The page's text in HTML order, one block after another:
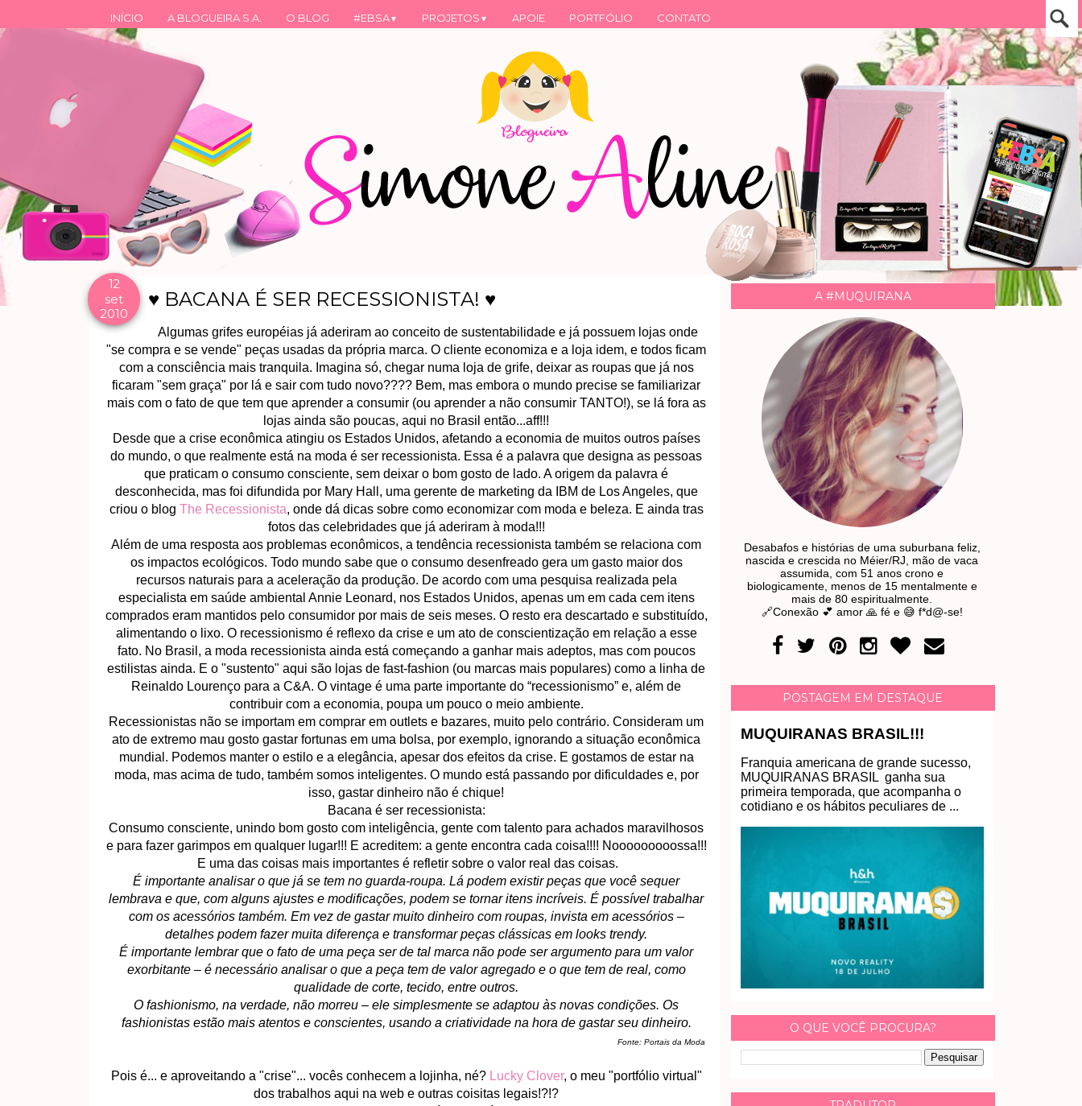
INÍCIO A BLOGUEIRA S.A. O BLOG #EBSA▼ PROJETOS ▼ APOIE PORTFÓLIO CONTATO
12
set
2010
♥ BACANA É SER RECESSIONISTA! ♥
Algumas grifes européias já aderiram ao conceito de sustentabilidade e já possuem lojas onde
"se compra e se vende" peças usadas da própria marca. O cliente economiza e a loja idem, e todos ficam
com a consciência mais tranquila. Imagina só, chegar numa loja de grife, deixar as roupas que já nos
ficaram "sem graça" por lá e sair com tudo novo???? Bem, mas embora o mundo precise se familiarizar
mais com o fato de que tem que aprender a consumir (ou aprender a não consumir TANTO!), se lá fora as
lojas ainda são poucas, aqui no Brasil então...aff!!!
Desde que a crise econômica atingiu os Estados Unidos, afetando a economia de muitos outros países
do mundo, o que realmente está na moda é ser recessionista. Essa é a palavra que designa as pessoas
que praticam o consumo consciente, sem deixar o bom gosto de lado. A origem da palavra é
desconhecida, mas foi difundida por Mary Hall, uma gerente de marketing da IBM de Los Angeles, que
criou o blog The Recessionista, onde dá dicas sobre como economizar com moda e beleza. E ainda tras
fotos das celebridades que já aderiram à moda!!!
Além de uma resposta aos problemas econômicos, a tendência recessionista também se relaciona com
os impactos ecológicos. Todo mundo sabe que o consumo desenfreado gera um gasto maior dos
recursos naturais para a aceleração da produção. De acordo com uma pesquisa realizada pela
especialista em saúde ambiental Annie Leonard, nos Estados Unidos, apenas um em cada cem itens
comprados eram mantidos pelo consumidor por mais de seis meses. O resto era descartado e substituído,
alimentando o lixo. O recessionismo é reflexo da crise e um ato de conscientização em relação a esse
fato. No Brasil, a moda recessionista ainda está começando a ganhar mais adeptos, mas com poucos
estilistas ainda. E o "sustento" aqui são lojas de fast-fashion (ou marcas mais populares) como a linha de
Reinaldo Lourenço para a C&A. O vintage é uma parte importante do “recessionismo” e, além de
contribuir com a economia, poupa um pouco o meio ambiente.
Recessionistas não se importam em comprar em outlets e bazares, muito pelo contrário. Consideram um
ato de extremo mau gosto gastar fortunas em uma bolsa, por exemplo, ignorando a situação econômica
mundial. Podemos manter o estilo e a elegância, apesar dos efeitos da crise. E gostamos de estar na
moda, mas acima de tudo, também somos inteligentes. O mundo está passando por dificuldades e, por
isso, gastar dinheiro não é chique!
Bacana é ser recessionista:
Consumo consciente, unindo bom gosto com inteligência, gente com talento para achados maravilhosos
e para fazer garimpos em qualquer lugar!!! E acreditem: a gente encontra cada coisa!!!! Nooooooooossa!!!
E uma das coisas mais importantes é refletir sobre o valor real das coisas.
É importante analisar o que já se tem no guarda-roupa. Lá podem existir peças que você sequer
lembrava e que, com alguns ajustes e modificações, podem se tornar itens incríveis. É possível trabalhar
com os acessórios também. Em vez de gastar muito dinheiro com roupas, invista em acessórios –
detalhes podem fazer muita diferença e transformar peças clássicas em looks trendy.
É importante lembrar que o fato de uma peça ser de tal marca não pode ser argumento para um valor
exorbitante – é necessário analisar o que a peça tem de valor agregado e o que tem de real, como
qualidade de corte, tecido, entre outros.
O fashionismo, na verdade, não morreu – ele simplesmente se adaptou às novas condições. Os
fashionistas estão mais atentos e conscientes, usando a criatividade na hora de gastar seu dinheiro.
Fonte: Portais da Moda
Pois é... e aproveitando a "crise"... vocês conhecem a lojinha, né? Lucky Clover, o meu "portfólio virtual"
dos trabalhos aqui na web e outras coisitas legais!?!?
A #MUQUIRANA
Desabafos e histórias de uma suburbana feliz,
nascida e crescida no Méier/RJ, mão de vaca
assumida, com 51 anos crono e
biologicamente, menos de 15 mentalmente e
mais de 80 espiritualmente.
🔗Conexão 💕 amor 🙏 fé e 😅 f*d@-se!
POSTAGEM EM DESTAQUE
MUQUIRANAS BRASIL!!!
Franquia americana de grande sucesso,
MUQUIRANAS BRASIL ganha sua
primeira temporada, que acompanha o
cotidiano e os hábitos peculiares de ...
O QUE VOCÊ PROCURA?